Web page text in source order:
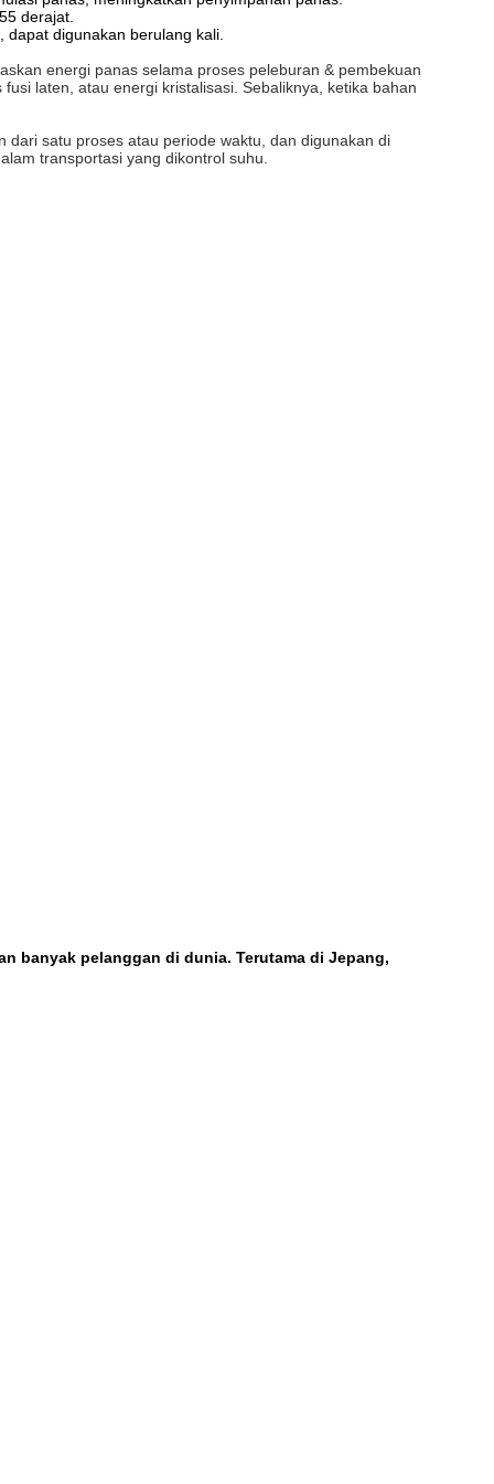
derajat.
digunakan berulang kali.
energi panas selama proses peleburan & pembekuan
laten, atau energi kristalisasi. Sebaliknya, ketika bahan
satu proses atau periode waktu, dan digunakan di
transportasi yang dikontrol suhu.
banyak pelanggan di dunia. Terutama di Jepang,